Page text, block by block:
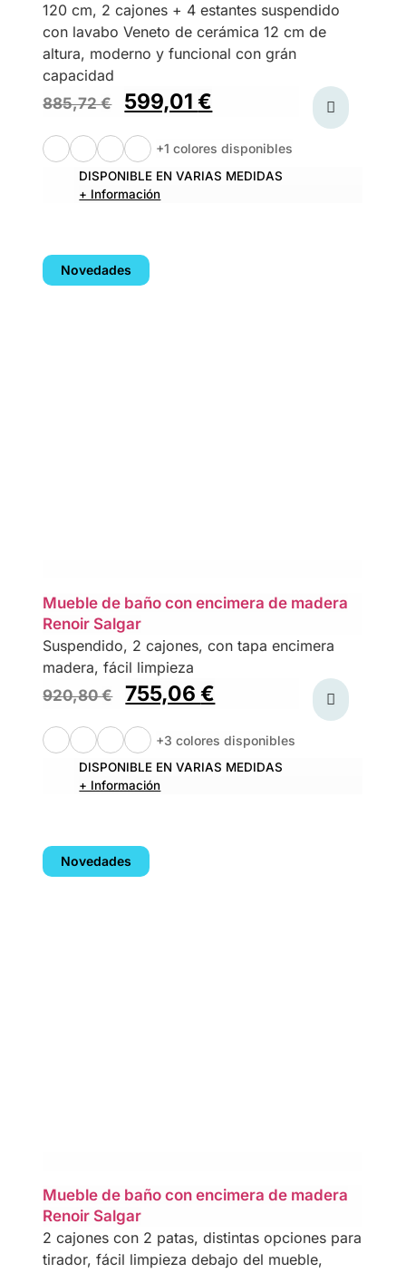
120 cm, 2 cajones + 4 estantes suspendido
con lavabo Veneto de cerámica 12 cm de
altura, moderno y funcional con grán
capacidad
885,72€ 599,01€
+1 colores disponibles
DISPONIBLE EN VARIAS MEDIDAS
+ Información
Novedades
Mueble de baño con encimera de madera
Renoir Salgar
Suspendido, 2 cajones, con tapa encimera
madera, fácil limpieza
920,80€ 755,06€
+3 colores disponibles
DISPONIBLE EN VARIAS MEDIDAS
+ Información
Novedades
Mueble de baño con encimera de madera
Renoir Salgar
2 cajones con 2 patas, distintas opciones para
tirador, fácil limpieza debajo del mueble,